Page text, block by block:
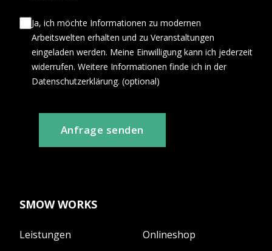
Ja, ich möchte Informationen zu modernen
Arbeitswelten erhalten und zu Veranstaltungen
eingeladen werden. Meine Einwilligung kann ich jederzeit
widerrufen. Weitere Informationen finde ich in der
Datenschutzerklärung. (optional)
Anfrage senden
SMOW WORKS
Leistungen
Onlineshop